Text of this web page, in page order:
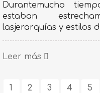
Durantemucho
estaban
lasjerarquías y estilos
Leer más
1 2 3 4 5